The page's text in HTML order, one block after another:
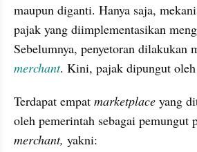
maupun diganti. Hanya saja,
pajak yang diimplementasikan
merchant. Kini, pajak dipungut oleh
Terdapat empat marketplace yang
merchant, yakni: